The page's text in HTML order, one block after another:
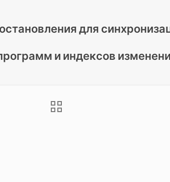
для
и индексов